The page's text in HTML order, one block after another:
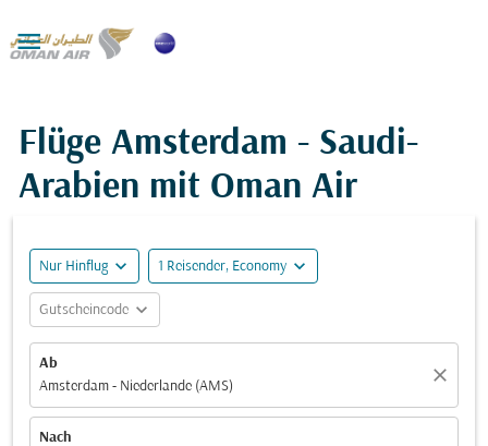

Flüge Amsterdam - Saudi-
Arabien mit Oman Air
Nur Hinflug expand_more 1 Reisender, Economy expand_more
Gutscheincode expand_more
Ab
Amsterdam - Niederlande (AMS)
close
Nach